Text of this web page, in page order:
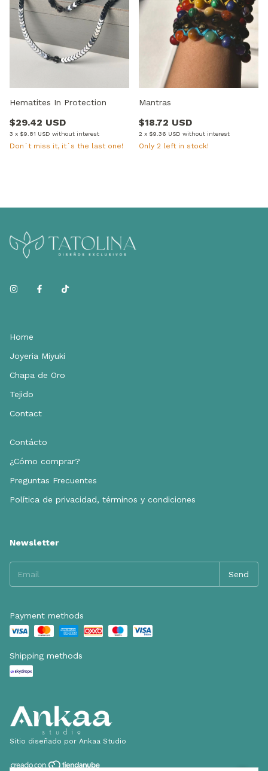
Hematites In Protection
$29.42 USD
3 x $9.81 USD without interest
Don´t miss it, it´s the last one!
Mantras
$18.72 USD
2 x $9.36 USD without interest
Only 2 left in stock!
Home
Joyeria Miyuki
Chapa de Oro
Tejido
Contact
Contácto
¿Cómo comprar?
Preguntas Frecuentes
Política de privacidad, términos y condiciones
Newsletter
Payment methods
Shipping methods
Sitio diseñado por Ankaa Studio